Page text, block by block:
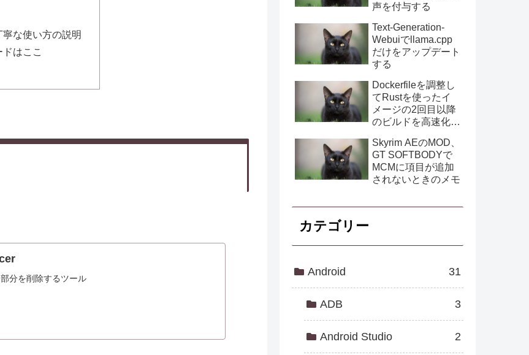
寧な使い方の説明
はここ
分を削除するツール
声を付与する
Text-Generation-
Webuiでllama.cpp
だけをアップデート
する
Dockerfileを調整し
てRustを使ったイ
メージの2回目以降
のビルドを高速化す
Skyrim AEのMOD、
GT SOFTBODYで
MCMに項目が追加
されないときのメモ
カテゴリー
Android 31
ADB 3
Android Studio 2